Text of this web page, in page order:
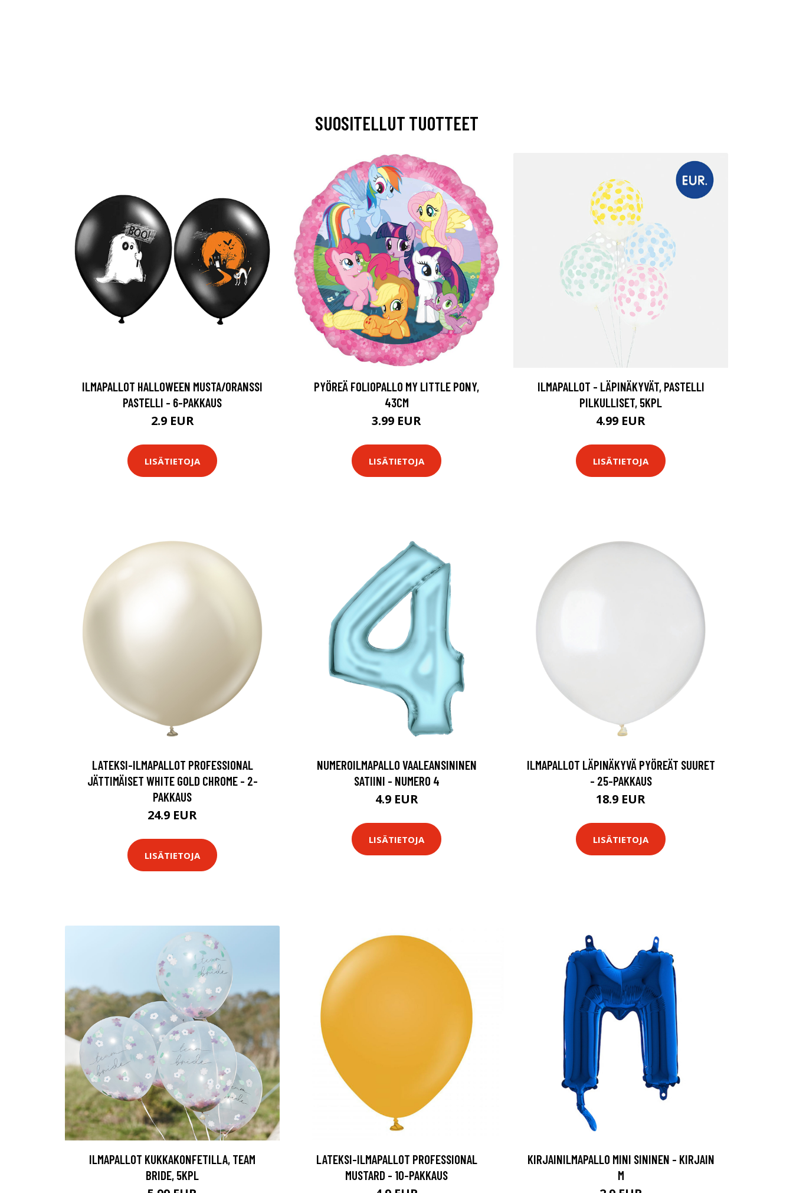
SUOSITELLUT TUOTTEET
ILMAPALLOT HALLOWEEN MUSTA/ORANSSI
PASTELLI - 6-PAKKAUS
2.9 EUR
LISÄTIETOJA
PYÖREÄ FOLIOPALLO MY LITTLE PONY,
43CM
3.99 EUR
LISÄTIETOJA
ILMAPALLOT - LÄPINÄKYVÄT, PASTELLI
PILKULLISET, 5KPL
4.99 EUR
LISÄTIETOJA
LATEKSI-ILMAPALLOT PROFESSIONAL
JÄTTIMÄISET WHITE GOLD CHROME - 2-
PAKKAUS
24.9 EUR
LISÄTIETOJA
NUMEROILMAPALLO VAALEANSININEN
SATIINI - NUMERO 4
4.9 EUR
LISÄTIETOJA
ILMAPALLOT LÄPINÄKYVÄ PYÖREÄT SUURET
- 25-PAKKAUS
18.9 EUR
LISÄTIETOJA
ILMAPALLOT KUKKAKONFETILLA, TEAM
BRIDE, 5KPL
LATEKSI-ILMAPALLOT PROFESSIONAL
MUSTARD - 10-PAKKAUS
KIRJAINILMAPALLO MINI SININEN - KIRJAIN
M